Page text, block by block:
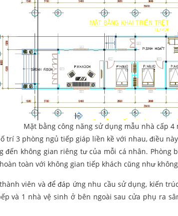
Mặt bằng công năng sử dụng mẫu nhà cấp
trí 3 phòng ngủ tiếp giáp liền kề với nhau, điều
đến không gian riêng tư của mỗi cá nhân. Phòng
toàn với không gian tiếp khách cũng như
viên và để đáp ứng nhu cầu sử dụng, kiến
và 1 nhà vệ sinh ở bên ngoài sau cửa phụ ra